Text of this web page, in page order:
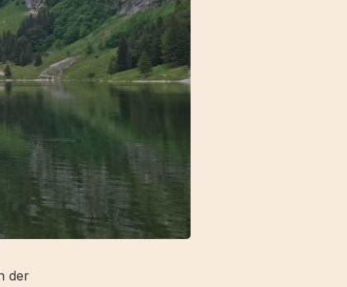
der